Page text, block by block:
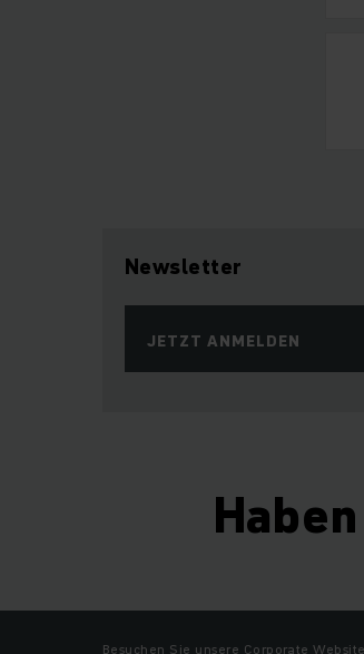
Newsletter
JETZT ANMELDEN
Besuchen Sie unsere Corporate Website